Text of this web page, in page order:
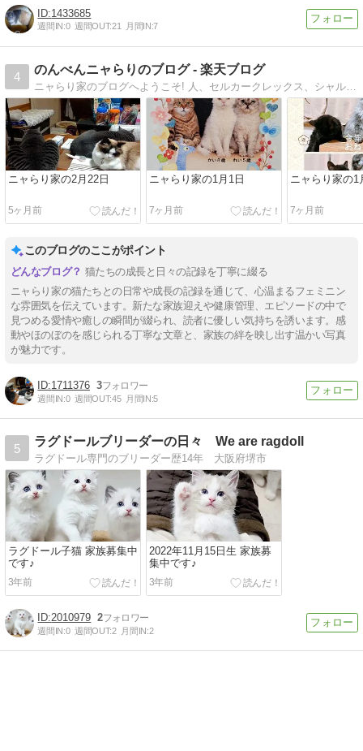
1433685
週間IN:0 週間OUT:21 月間IN:7
4
のんべんニャらりのブログ - 楽天ブログ
ニャらり家のブログへようこそ! 人、セルカークレックス、シャルトリュー、チンチラ、芝犬がにぎやかに暮らす一軒家。 今日は何が起こるかな？
ニャらり家の2月22日
5ヶ月前
ニャらり家の1月1日
7ヶ月前
ニャらり家の1
7ヶ月前
このブログのここがポイント
猫たちの成長と日々の記録を丁寧に綴る
ニャらり家の猫たちとの日常や成長の記録を通じて、心温まるフェミニン
な雰囲気を伝えています。新たな家族迎えや健康管理、エピソードの中で
見つめる愛情や癒しの瞬間が綴られ、読者に優しい気持ちを誘います。感
動やほのぼのを感じられる丁寧な文章と、家族の絆を映し出す温かい写真
が魅力です。
1711376 3
週間IN:0 週間OUT:45 月間IN:5
5
ラグドールブリーダーの日々 We are ragdoll
ラグドール専門のブリーダー歴14年 大阪府堺市
ラグドール子猫 家族募集中
です♪
3年前
2022年11月15日生 家族募
集中です♪
3年前
2010979 2
週間IN:0 週間OUT:2 月間IN:2